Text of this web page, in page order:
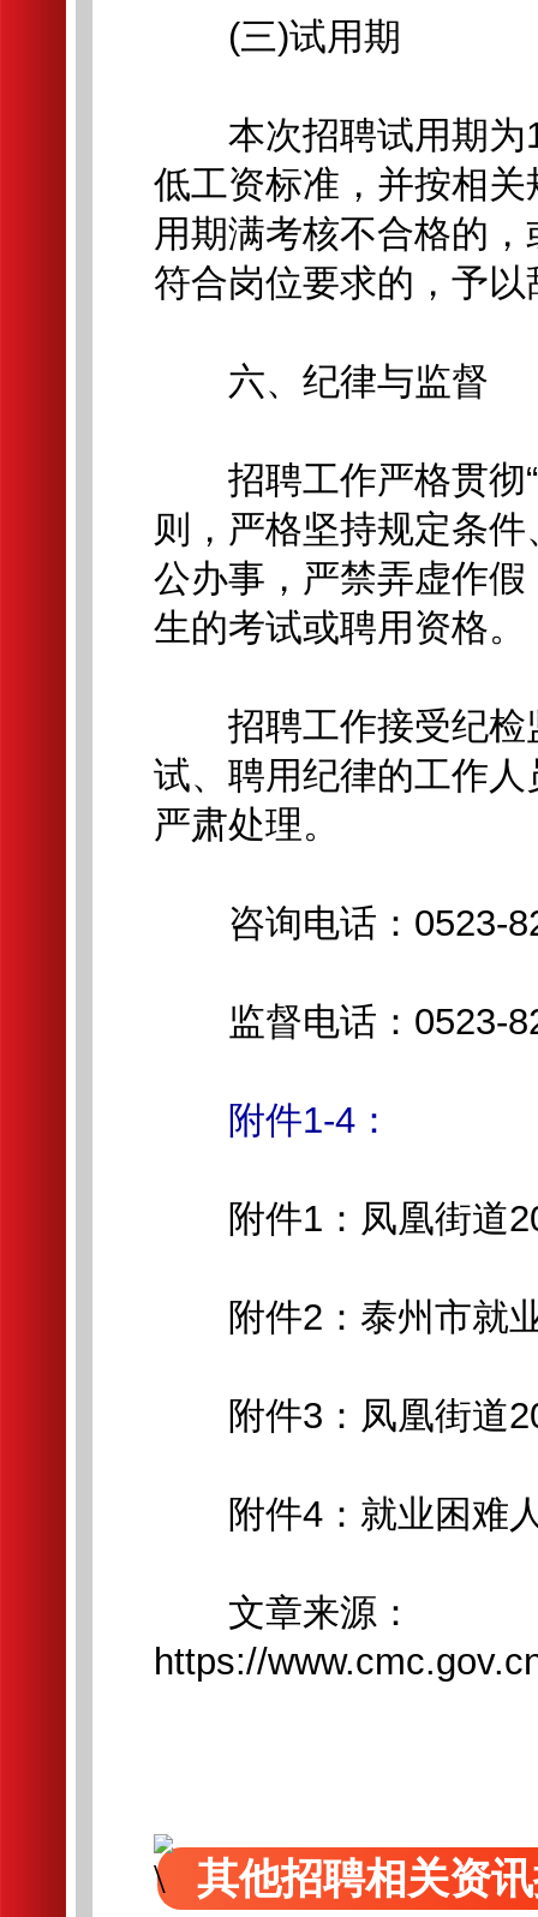
(三)试用期
本次招聘试用期为1
低工资标准，并按相
用期满考核不合格的
符合岗位要求的，予以
六、纪律与监督
招聘工作严格贯彻“
则，严格坚持规定条
公办事，严禁弄虚作
生的考试或聘用资格。
招聘工作接受纪检
试、聘用纪律的工作
严肃处理。
咨询电话：0523-
监督电话：0523-
附件1-4：
附件1：凤凰街道
附件2：泰州市就业
附件3：凤凰街道
附件4：就业困难人
文章来源：
https://
其他招聘相关资